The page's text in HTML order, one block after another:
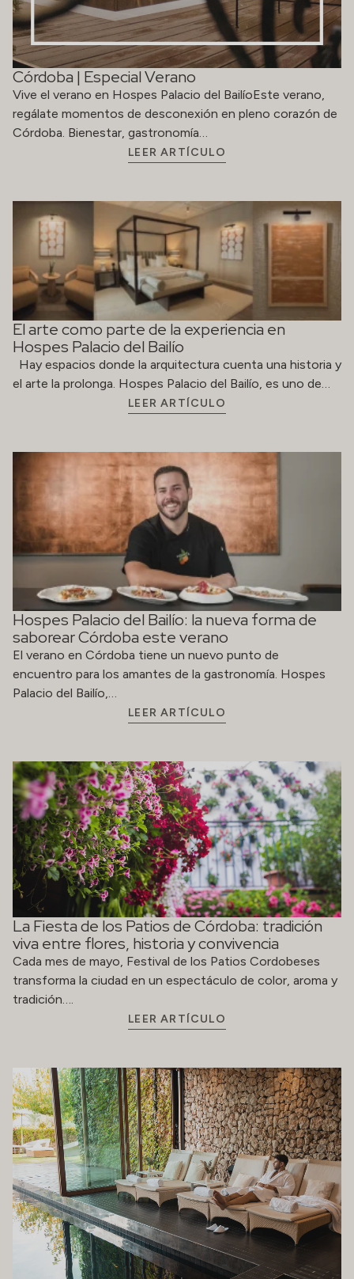
Córdoba | Especial Verano
Vive el verano en Hospes Palacio del BailíoEste verano,
regálate momentos de desconexión en pleno corazón de
Córdoba. Bienestar, gastronomía…
LEER ARTÍCULO
El arte como parte de la experiencia en
Hospes Palacio del Bailío
Hay espacios donde la arquitectura cuenta una historia y
el arte la prolonga. Hospes Palacio del Bailío, es uno de…
LEER ARTÍCULO
Hospes Palacio del Bailío: la nueva forma de
saborear Córdoba este verano
El verano en Córdoba tiene un nuevo punto de
encuentro para los amantes de la gastronomía. Hospes
Palacio del Bailío,…
LEER ARTÍCULO
La Fiesta de los Patios de Córdoba: tradición
viva entre flores, historia y convivencia
Cada mes de mayo, Festival de los Patios Cordobeses
transforma la ciudad en un espectáculo de color, aroma y
tradición….
LEER ARTÍCULO